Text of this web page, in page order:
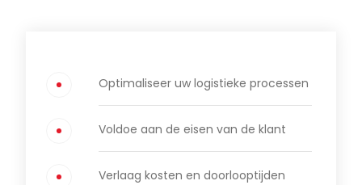
Optimaliseer uw logistieke processen
Voldoe aan de eisen van de klant
Verlaag kosten en doorlooptijden